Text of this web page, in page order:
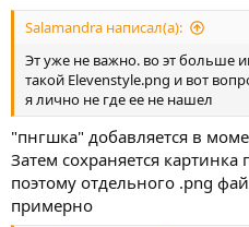
Salamandra написал(а):
Эт уже не важно. во эт больше
такой Elevenstyle.png и вот
я лично не где ее не нашел
"пнгшка" добавляется в
Затем сохраняется
поэтому отдельного .png
примерно